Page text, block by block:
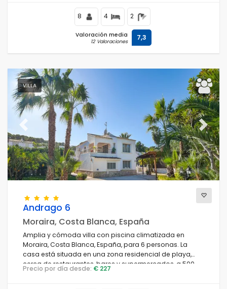
8 4 2
Valoración media
12 Valoraciones 7,3
VILLA
Previous Next
Andrago 6
Moraira, Costa Blanca, España
Amplia y cómoda villa con piscina climatizada en
Moraira, Costa Blanca, España, para 6 personas. La
casa está situada en una zona residencial de playa,
cerca de restaurantes, bares y supermercados, a 500
metros de la playa de Cala Andrago y a 500 metros del
Precio por día desde: € 227